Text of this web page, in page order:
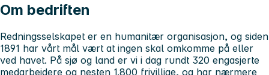
Om bedriften
Redningsselskapet er en humanitær organisasjon, og siden
1891 har vårt mål vært at ingen skal omkomme på eller
ved havet. På sjø og land er vi i dag rundt 320 engasjerte
medarbeidere og nesten 1.800 frivillige, og har nærmere